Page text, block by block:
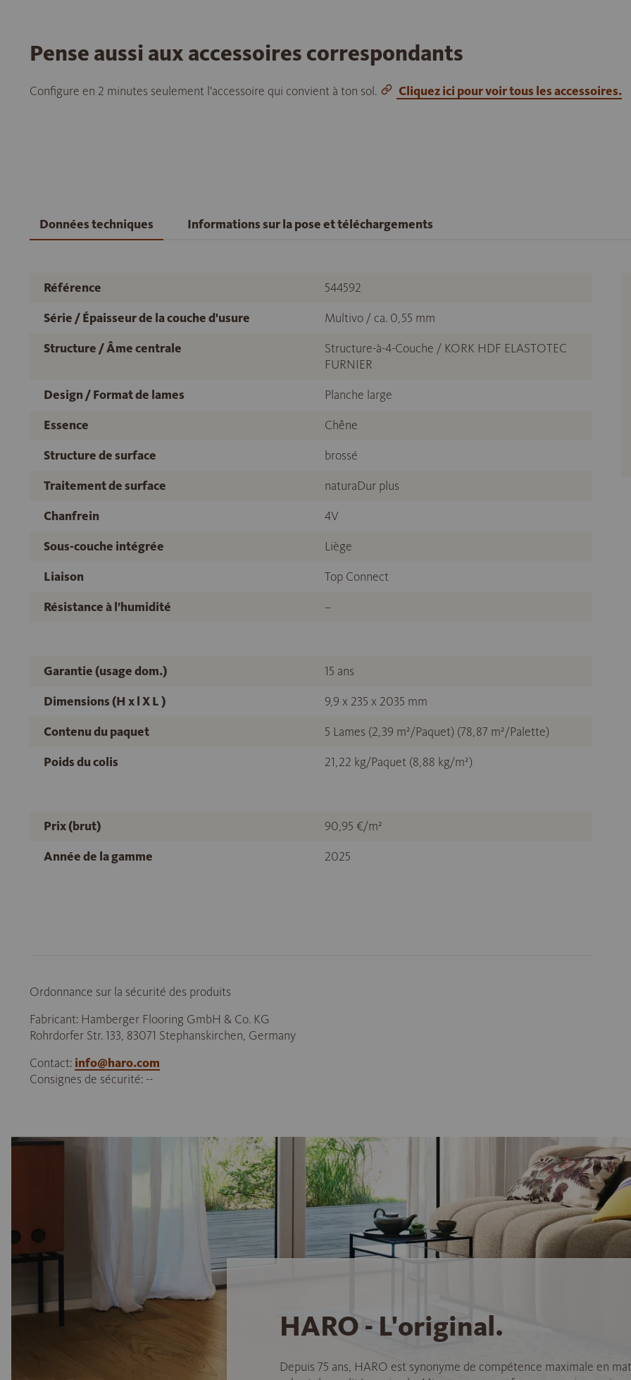
Pense aussi aux accessoires correspondants
Configure en 2 minutes seulement l'accessoire qui convient à ton sol. Cliquez ici pour voir tous les accessoires.
Données techniques Informations sur la pose et téléchargements
Référence
544592
Série / Épaisseur de la couche d'usure
Multivo / ca. 0,55 mm
Structure / Âme centrale
Structure-à-4-Couche / KORK HDF ELASTOTEC
FURNIER
Design / Format de lames
Planche large
Essence
Chêne
Structure de surface
brossé
Traitement de surface
naturaDur plus
Chanfrein
4V
Sous-couche intégrée
Liège
Liaison
Top Connect
Résistance à l’humidité
–
Garantie (usage dom.)
15 ans
Dimensions (H x l X L )
9,9 x 235 x 2035 mm
Contenu du paquet
5 Lames (2,39 m²/Paquet) (78,87 m²/Palette)
Poids du colis
21,22 kg/Paquet (8,88 kg/m²)
Prix (brut)
90,95 €/m²
Année de la gamme
2025
Ordonnance sur la sécurité des produits
Fabricant: Hamberger Flooring GmbH & Co. KG
Rohrdorfer Str. 133, 83071 Stephanskirchen, Germany
Contact: info@haro.com
Consignes de sécurité: --
HARO - L'original.
Depuis 75 ans, HARO est synonyme de compétence maximale en